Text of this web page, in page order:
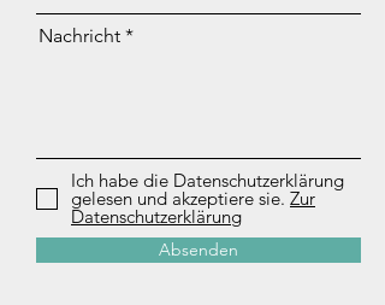
Nachricht
Ich habe die Datenschutzerklärung
gelesen und akzeptiere sie. Zur
Datenschutzerklärung
Absenden